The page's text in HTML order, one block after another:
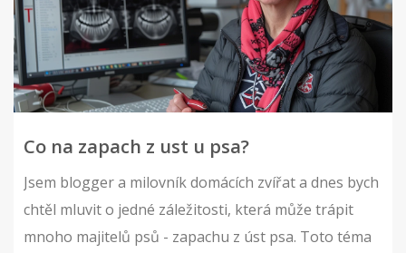
Co na zapach z ust u psa?
Jsem blogger a milovník domácích zvířat a dnes bych
chtěl mluvit o jedné záležitosti, která může trápit
mnoho majitelů psů - zapachu z úst psa. Toto téma